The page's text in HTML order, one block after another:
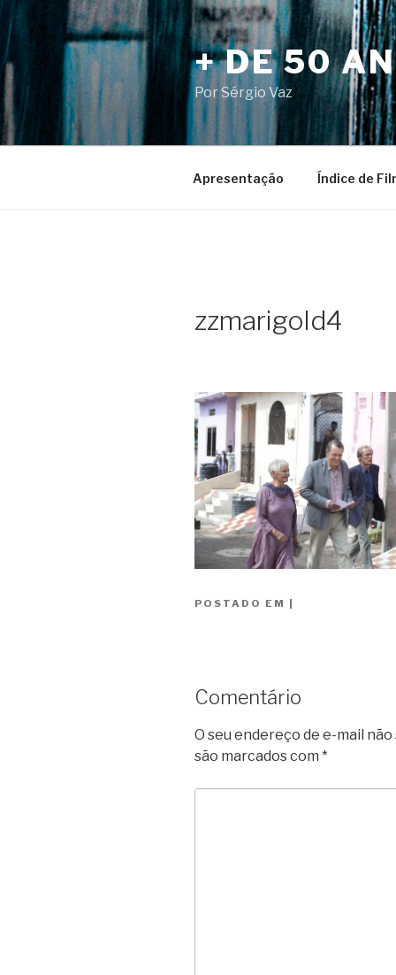
para
o
conteúdo
+ DE 50
Por Sérgio Vaz
Apresentação Índice de
zzmarigold4
POSTADO EM |
Comentário
O seu endereço de e-mail
são marcados com *